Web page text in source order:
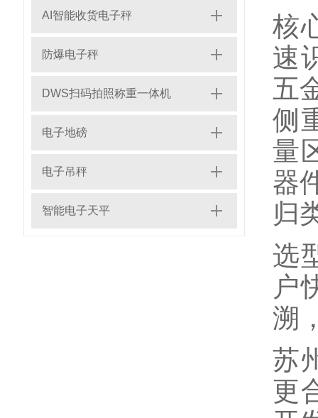
AI智能收货电子秤
防爆电子秤
DWS扫码拍照称重一体机
电子地磅
电子吊秤
智能电子天平
核
速
五
侧
量
器
归
选
户
溯
苏
更